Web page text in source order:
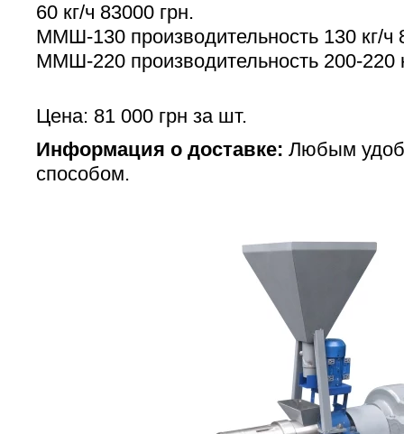
60 кг/ч 83000 грн.
ММШ-130 производительность 130 кг/ч
ММШ-220 производительность 200-220
Цена: 81 000 грн за шт.
Информация о доставке: Любым
способом.